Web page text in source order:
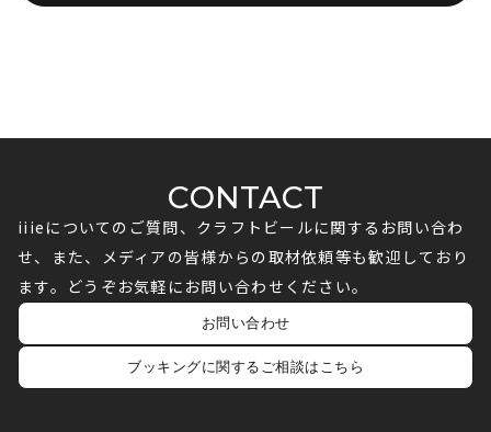
CONTACT
iiieについてのご質問、クラフトビールに関するお問い合わ
せ、また、メディアの皆様からの取材依頼等も歓迎しており
ます。どうぞお気軽にお問い合わせください。
お問い合わせ
ブッキングに関するご相談はこちら